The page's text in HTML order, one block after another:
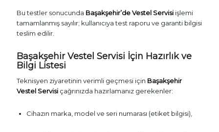
Bu testler sonucunda Başakşehir’de Vestel Servisiişlemi
tamamlanmış sayılır; kullanıcıya test raporu ve garanti bilgisi
teslim edilir.
Başakşehir Vestel Servisi İçin Hazırlık ve
Bilgi Listesi
Teknisyen ziyaretinin verimli geçmesi için Başakşehir
Vestel Servisiçağrınızda hazırlamanız gerekenler:
Cihazın marka, model ve seri numarası (etiket bilgisi),